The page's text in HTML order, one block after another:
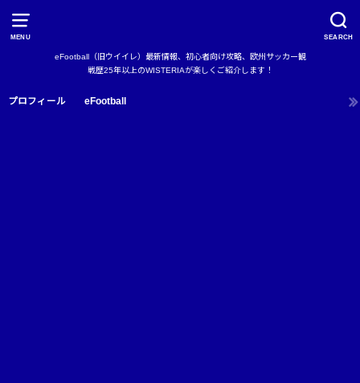
MENU SEARCH
eFootball（旧ウイイレ）最新情報、初心者向け攻略、欧州サッカー観
戦歴25年以上のWISTERIAが楽しくご紹介します！
プロフィール eFootball